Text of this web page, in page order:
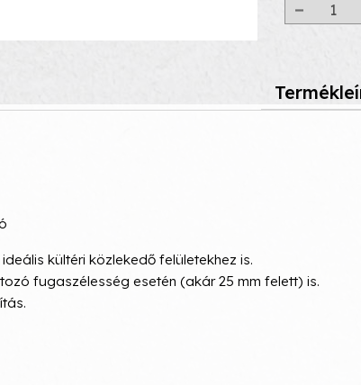
kültéri közlekedő felületekhez is.
fugaszélesség esetén (akár 25 mm felett) is.